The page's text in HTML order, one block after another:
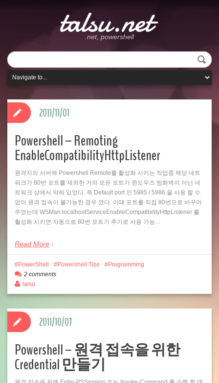
talsu.net
.net, powershell
Powershell – Remoting
EnableCompatibilityHttpListener
원격지의 서버에 Powershell Remote를 활성화 시키는 작업중 해당 네트
워크가 80번 포트를 제외한 거의 모든 포트가 윈도우즈 방화벽이 아닌 네
트워크 상에서 막혀 있었다. 즉 Default port 인 5985 / 5986 을 사용 할 수
없어 원격 접속이 불가능한 경우 였다. 이때 포트를 직접 80번으로 바꾸어
주었는데 WSMan:localhostServiceEnableCompatibilityHttpListener 를
활성화 시키면 자동으로 80번 포트가 추가로 사용 가능…
Read More
2011/11/01
PowerShell Powershell Tips
Programming
2 comments
talsu
Powershell – 원격 접속을 위한
Credential 만들기
2011/10/07